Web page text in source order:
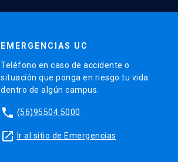
EMERGENCIAS UC
Teléfono en caso de accidente o
situación que ponga en riesgo tu vida
dentro de algún campus.
phone (56)95504 5000
launch Ir al sitio de Emergencias